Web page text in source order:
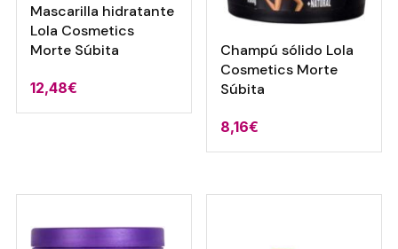
Mascarilla hidratante
Lola Cosmetics
Morte Súbita
12,48€
Champú sólido Lola
Cosmetics Morte
Súbita
8,16€